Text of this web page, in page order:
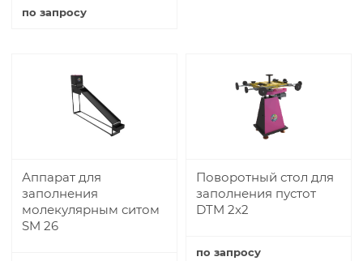
по запросу
Аппарат для
заполнения
молекулярным ситом
SM 26
Поворотный стол для
заполнения пустот
DTM 2x2
по запросу